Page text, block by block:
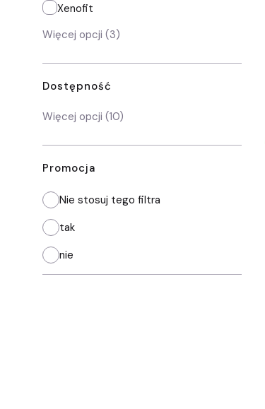
Xenofit
Więcej opcji (3)
Dostępność
Dostępność
Więcej opcji (10)
Promocja
Nie stosuj tego filtra
tak
nie